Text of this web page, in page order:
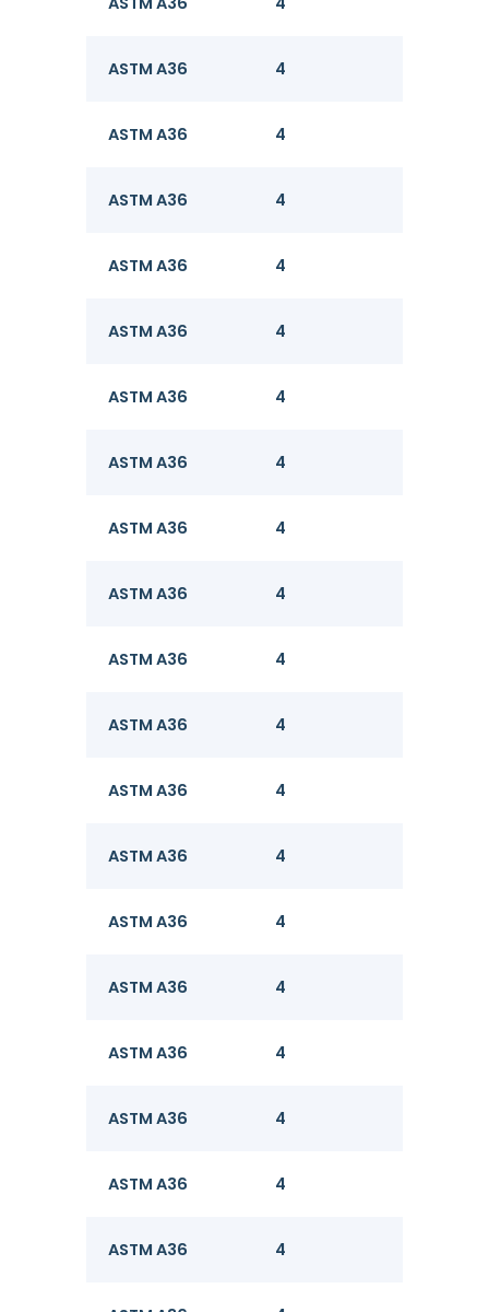
ASTM A36 4
ASTM A36 4
ASTM A36 4
ASTM A36 4
ASTM A36 4
ASTM A36 4
ASTM A36 4
ASTM A36 4
ASTM A36 4
ASTM A36 4
ASTM A36 4
ASTM A36 4
ASTM A36 4
ASTM A36 4
ASTM A36 4
ASTM A36 4
ASTM A36 4
ASTM A36 4
ASTM A36 4